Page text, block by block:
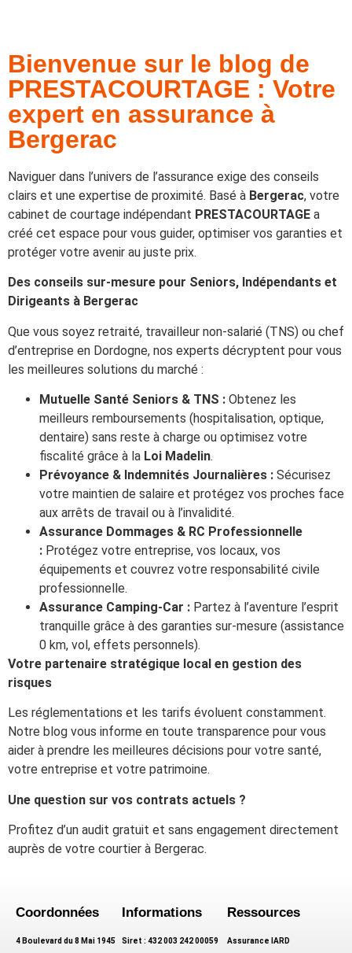
Bienvenue sur le blog de
PRESTACOURTAGE : Votre
expert en assurance à
Bergerac
Naviguer dans l’univers de l’assurance exige des conseils
clairs et une expertise de proximité. Basé à Bergerac, votre
cabinet de courtage indépendant PRESTACOURTAGE a
créé cet espace pour vous guider, optimiser vos garanties et
protéger votre avenir au juste prix.
Des conseils sur-mesure pour Seniors, Indépendants et
Dirigeants à Bergerac
Que vous soyez retraité, travailleur non-salarié (TNS) ou chef
d’entreprise en Dordogne, nos experts décryptent pour vous
les meilleures solutions du marché :
Mutuelle Santé Seniors & TNS : Obtenez les
meilleurs remboursements (hospitalisation, optique,
dentaire) sans reste à charge ou optimisez votre
fiscalité grâce à la Loi Madelin.
Prévoyance & Indemnités Journalières : Sécurisez
votre maintien de salaire et protégez vos proches face
aux arrêts de travail ou à l’invalidité.
Assurance Dommages & RC Professionnelle
: Protégez votre entreprise, vos locaux, vos
équipements et couvrez votre responsabilité civile
professionnelle.
Assurance Camping-Car : Partez à l’aventure l’esprit
tranquille grâce à des garanties sur-mesure (assistance
0 km, vol, effets personnels).
Votre partenaire stratégique local en gestion des
risques
Les réglementations et les tarifs évoluent constamment.
Notre blog vous informe en toute transparence pour vous
aider à prendre les meilleures décisions pour votre santé,
votre entreprise et votre patrimoine.
Une question sur vos contrats actuels ?
Profitez d’un audit gratuit et sans engagement directement
auprès de votre courtier à Bergerac.
Coordonnées
4 Boulevard du 8 Mai 1945
Informations
Siret : 432 003 242 00059
Ressources
Assurance IARD